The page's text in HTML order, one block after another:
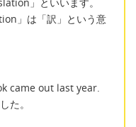
」は「訳」という意
came out last year.
た。